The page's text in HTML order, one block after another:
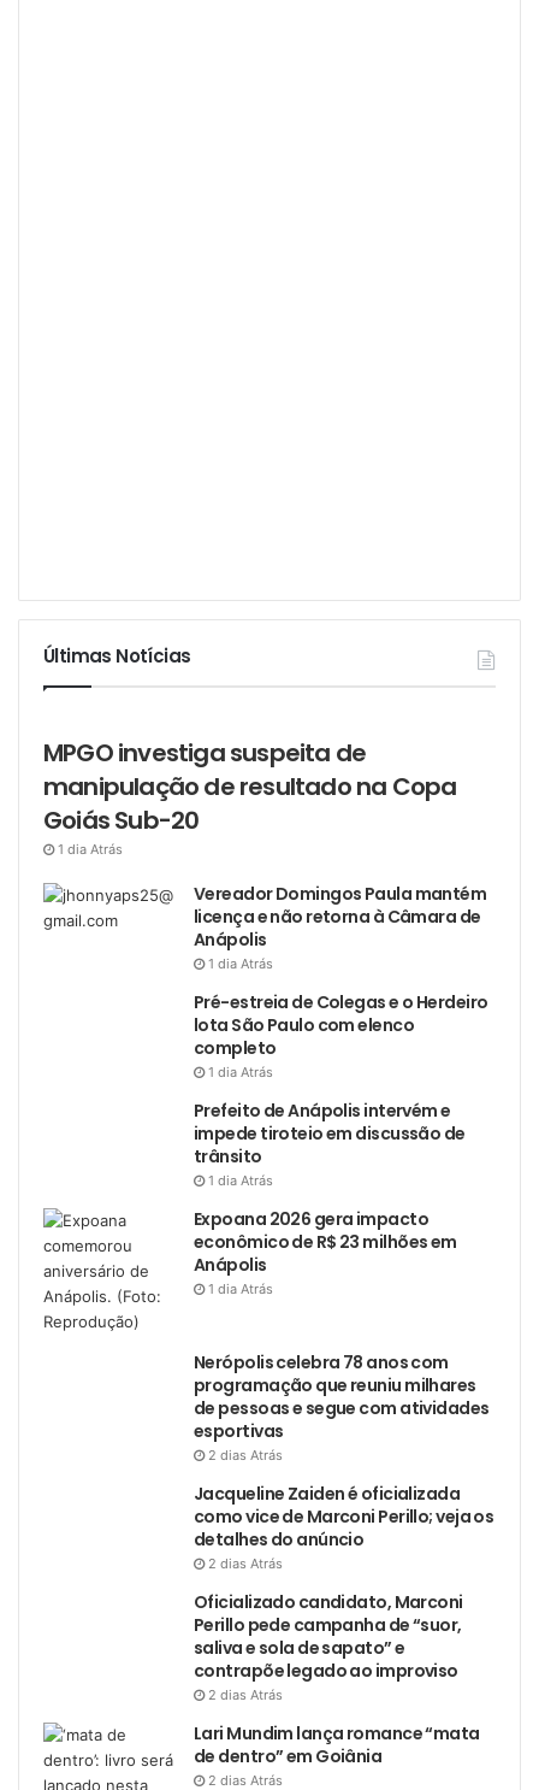
Últimas Notícias
MPGO investiga suspeita de
manipulação de resultado na Copa
Goiás Sub-20
1 dia Atrás
Vereador Domingos Paula mantém
licença e não retorna à Câmara de
Anápolis
1 dia Atrás
Pré-estreia de Colegas e o Herdeiro
lota São Paulo com elenco
completo
1 dia Atrás
Prefeito de Anápolis intervém e
impede tiroteio em discussão de
trânsito
1 dia Atrás
Expoana 2026 gera impacto
econômico de R$ 23 milhões em
Anápolis
1 dia Atrás
Nerópolis celebra 78 anos com
programação que reuniu milhares
de pessoas e segue com atividades
esportivas
2 dias Atrás
Jacqueline Zaiden é oficializada
como vice de Marconi Perillo; veja os
detalhes do anúncio
2 dias Atrás
Oficializado candidato, Marconi
Perillo pede campanha de “suor,
saliva e sola de sapato” e
contrapõe legado ao improviso
2 dias Atrás
Lari Mundim lança romance “mata
de dentro” em Goiânia
2 dias Atrás